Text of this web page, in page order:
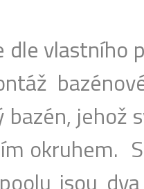
dle vlastního
bazén, jehož
okruhem.
jsou